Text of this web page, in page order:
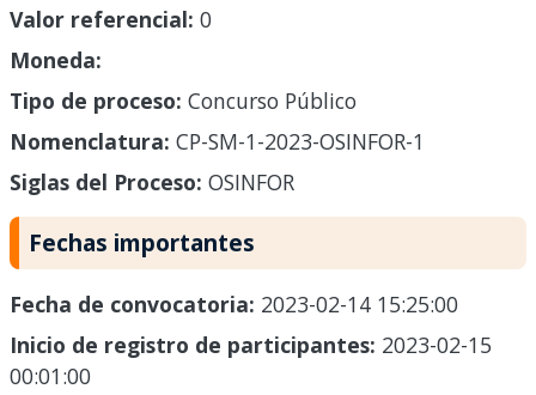
Valor referencial: 0
Moneda:
Tipo de proceso: Concurso Público
Nomenclatura: CP-SM-1-2023-OSINFOR-1
Siglas del Proceso: OSINFOR
Fechas importantes
Fecha de convocatoria: 2023-02-14 15:25:00
Inicio de registro de participantes: 2023-02-15
00:01:00